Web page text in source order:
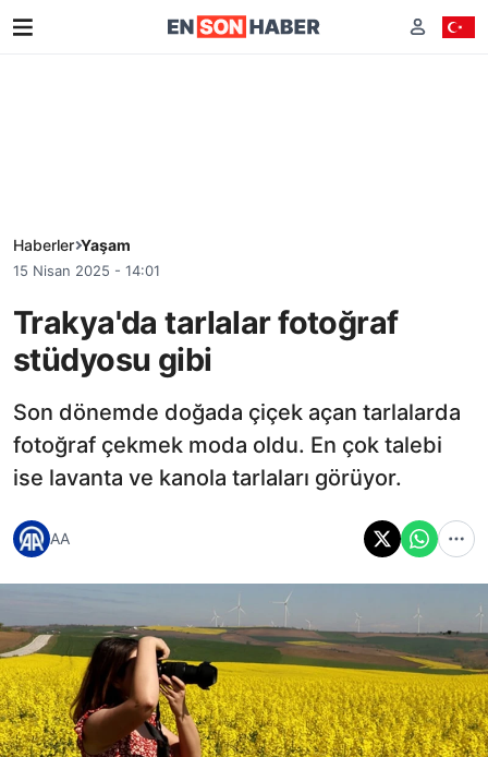
Haberler Yaşam
15 Nisan 2025 - 14:01
Trakya'da tarlalar fotoğraf
stüdyosu gibi
Son dönemde doğada çiçek açan tarlalarda
fotoğraf çekmek moda oldu. En çok talebi
ise lavanta ve kanola tarlaları görüyor.
AA